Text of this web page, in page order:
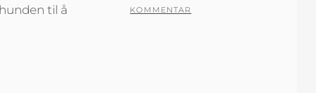
til å
KOMMENTAR